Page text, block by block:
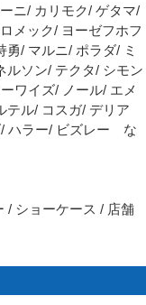
ニ/ カリモク/ ゲタマ/
メック/ ヨーゼフホフ
/ マルニ/ ポラダ/ ミ
ルソン/ テクタ/ シモン
ワイズ/ ノール/ エメ
テル/ コスガ/ デリア
/ ハラー/ ビズレー な
/ ショーケース / 店舗